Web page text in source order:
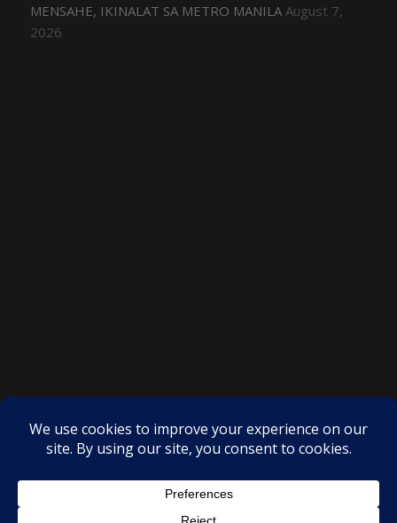
MENSAHE, IKINALAT SA METRO MANILA August 7,
2026